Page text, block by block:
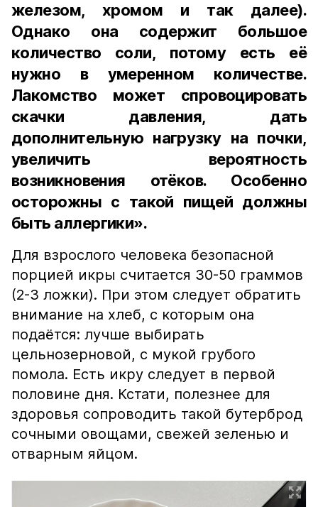
железом, хромом и так далее).
Однако она содержит большое
количество соли, потому есть её
нужно в умеренном количестве.
Лакомство может спровоцировать
скачки давления, дать
дополнительную нагрузку на почки,
увеличить вероятность
возникновения отёков. Особенно
осторожны с такой пищей должны
быть аллергики».
Для взрослого человека безопасной
порцией икры считается 30-50 граммов
(2-3 ложки). При этом следует обратить
внимание на хлеб, с которым она
подаётся: лучше выбирать
цельнозерновой, с мукой грубого
помола. Есть икру следует в первой
половине дня. Кстати, полезнее для
здоровья сопроводить такой бутерброд
сочными овощами, свежей зеленью и
отварным яйцом.